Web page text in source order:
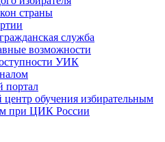
страны
служба
возможности
УИК
портал
центр обучения избирательным
при ЦИК России